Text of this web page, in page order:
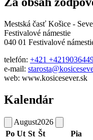
Mestská časť Košice -
Festivalové námestie
040 01 Festivalové
telefón: +421
e-mail:
web: www.kosicesever.sk
Kalendár
August2026
Po Ut St Št Pia